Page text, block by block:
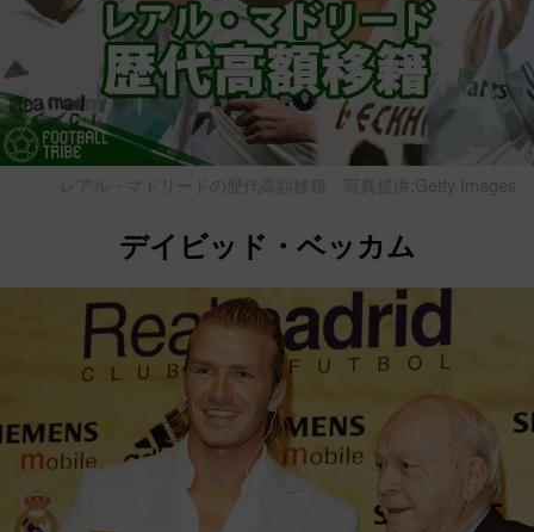
レアル・マドリードの歴代高額移籍 写真提供:Getty Images
デイビッド・ベッカム